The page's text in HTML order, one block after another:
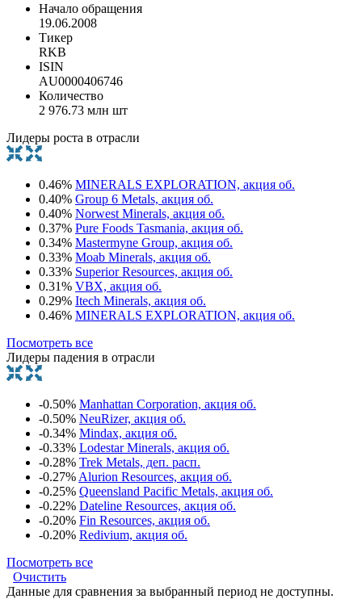
Начало обращения
19.06.2008
Тикер
RKB
ISIN
AU0000406746
Количество
2 976.73 млн шт
Лидеры роста в отрасли
0.46% MINERALS EXPLORATION, акция об.
0.40% Group 6 Metals, акция об.
0.40% Norwest Minerals, акция об.
0.37% Pure Foods Tasmania, акция об.
0.34% Mastermyne Group, акция об.
0.33% Moab Minerals, акция об.
0.33% Superior Resources, акция об.
0.31% VBX, акция об.
0.29% Itech Minerals, акция об.
0.46% MINERALS EXPLORATION, акция об.
Посмотреть все
Лидеры падения в отрасли
-0.50% Manhattan Corporation, акция об.
-0.50% NeuRizer, акция об.
-0.34% Mindax, акция об.
-0.33% Lodestar Minerals, акция об.
-0.28% Trek Metals, деп. расп.
-0.27% Alurion Resources, акция об.
-0.25% Queensland Pacific Metals, акция об.
-0.22% Dateline Resources, акция об.
-0.20% Fin Resources, акция об.
-0.20% Redivium, акция об.
Посмотреть все
Очистить
Данные для сравнения за выбранный период не доступны.